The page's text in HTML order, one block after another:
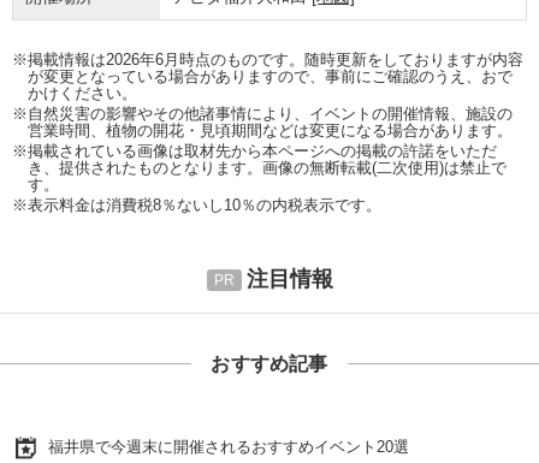
※掲載情報は2026年6月時点のものです。随時更新をしておりますが内容
が変更となっている場合がありますので、事前にご確認のうえ、おで
かけください。
※自然災害の影響やその他諸事情により、イベントの開催情報、施設の
営業時間、植物の開花・見頃期間などは変更になる場合があります。
※掲載されている画像は取材先から本ページへの掲載の許諾をいただ
き、提供されたものとなります。画像の無断転載(二次使用)は禁止で
す。
※表示料金は消費税8％ないし10％の内税表示です。
注目情報
おすすめ記事
福井県で今週末に開催されるおすすめイベント20選